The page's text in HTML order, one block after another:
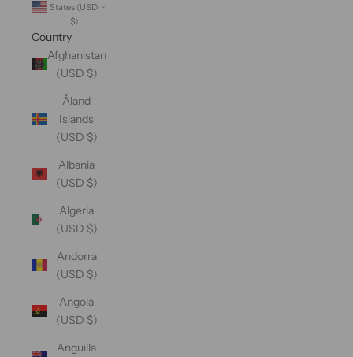
States (USD
$)
Country
Afghanistan
(USD $)
Åland
Islands
(USD $)
Albania
(USD $)
Algeria
(USD $)
Andorra
(USD $)
Angola
(USD $)
Anguilla